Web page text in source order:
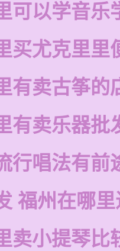
可以学音乐
买尤克里里
有卖古筝的
有卖乐器批
行唱法有前
福州在哪
卖小提琴比